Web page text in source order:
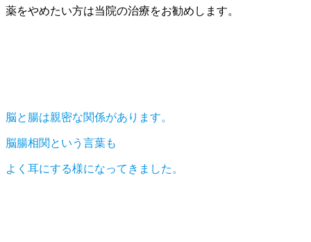
薬をやめたい方は当院の治療をお勧めします。
脳と腸は親密な関係があります。
脳腸相関という言葉も
よく耳にする様になってきました。